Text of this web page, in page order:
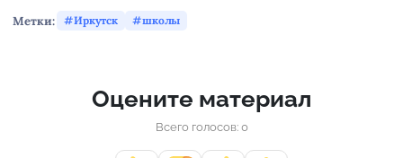
Метки: Иркутск школы
Оцените материал
Всего голосов: 0